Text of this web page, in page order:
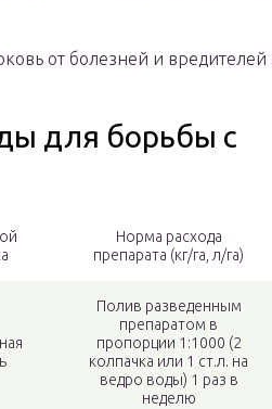
от болезней и
для борьбы с
Норма расхода
препарата (кг/га, л/га)
Полив разведенным
препаратом в
пропорции 1:1000 (2
колпачка или 1 ст.л. на
ведро воды) 1 раз в
неделю